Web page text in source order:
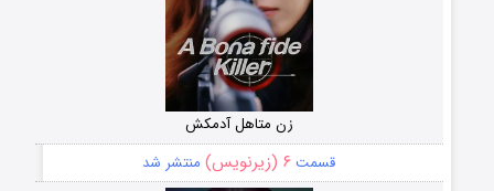
زن متاهل آدمکش
قسمت ۶ (زیرنویس) منتشر شد